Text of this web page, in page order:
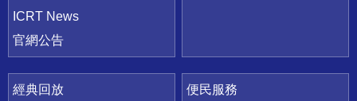
ICRT News
官網公告
經典回放
便民服務